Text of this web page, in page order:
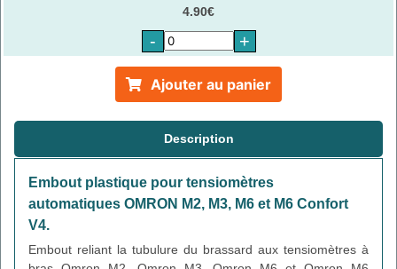
4.90€
- +
Ajouter au panier
Description
Embout plastique pour tensiomètres
automatiques OMRON M2, M3, M6 et M6 Confort
V4.
Embout reliant la tubulure du brassard aux tensiomètres à